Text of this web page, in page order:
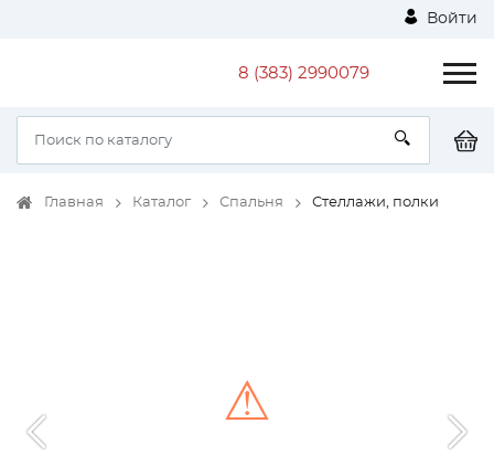
Войти
8 (383) 2990079
Главная Каталог Спальня Стеллажи, полки
⚠